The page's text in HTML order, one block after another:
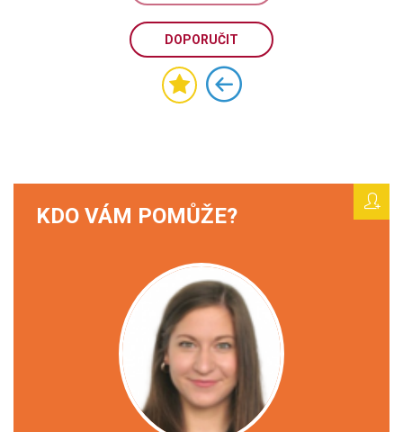
DOPORUČIT
KDO VÁM POMŮŽE?